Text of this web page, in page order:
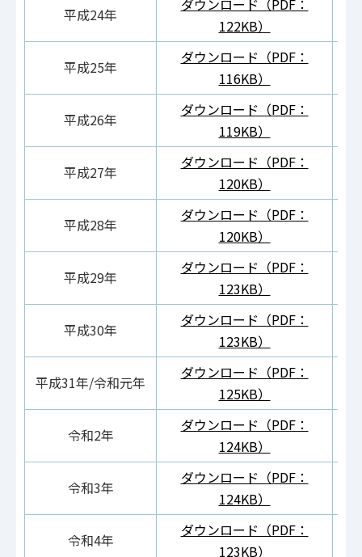
平成24年
ダウンロード（PDF：
122KB）
平成25年
ダウンロード（PDF：
116KB）
平成26年
ダウンロード（PDF：
119KB）
平成27年
ダウンロード（PDF：
120KB）
平成28年
ダウンロード（PDF：
120KB）
平成29年
ダウンロード（PDF：
123KB）
平成30年
ダウンロード（PDF：
123KB）
平成31年/令和元年
ダウンロード（PDF：
125KB）
令和2年
ダウンロード（PDF：
124KB）
令和3年
ダウンロード（PDF：
124KB）
令和4年
ダウンロード（PDF：
123KB）